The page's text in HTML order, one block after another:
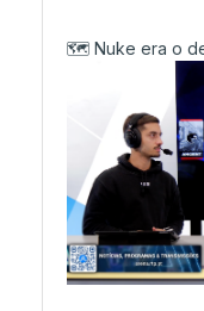
🗺️ Nuke era o